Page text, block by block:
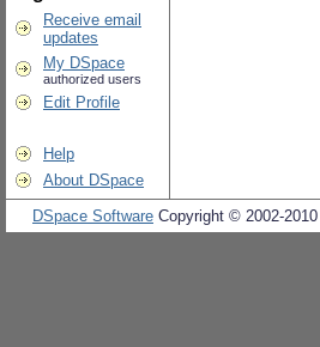
Receive email
updates
My DSpace
authorized users
Edit Profile
Help
About DSpace
DSpace Software Copyright © 2002-2010